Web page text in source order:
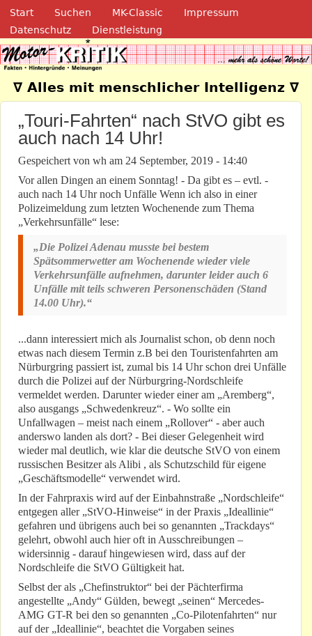
Direkt zum Inhalt
Navigation
Start Suchen MK-Classic
Impressum
Datenschutz
Dienstleistung
Motor-Kritik.de
∇ Alles mit menschlicher Intelligenz ∇
„Touri-Fahrten“ nach StVO gibt es
auch nach 14 Uhr!
Gespeichert von wh am 24 September, 2019 - 14:40
Vor allen Dingen an einem Sonntag! - Da gibt es – evtl. -
auch nach 14 Uhr noch Unfälle Wenn ich also in einer
Polizeimeldung zum letzten Wochenende zum Thema
„Verkehrsunfälle“ lese:
„Die Polizei Adenau musste bei bestem
Spätsommerwetter am Wochenende wieder viele
Verkehrsunfälle aufnehmen, darunter leider auch 6
Unfälle mit teils schweren Personenschäden (Stand
14.00 Uhr).“
...dann interessiert mich als Journalist schon, ob denn noch
etwas nach diesem Termin z.B bei den Touristenfahrten am
Nürburgring passiert ist, zumal bis 14 Uhr schon drei Unfälle
durch die Polizei auf der Nürburgring-Nordschleife
vermeldet werden. Darunter wieder einer am „Aremberg“,
also ausgangs „Schwedenkreuz“. - Wo sollte ein
Unfallwagen – meist nach einem „Rollover“ - aber auch
anderswo landen als dort? - Bei dieser Gelegenheit wird
wieder mal deutlich, wie klar die deutsche StVO von einem
russischen Besitzer als Alibi , als Schutzschild für eigene
„Geschäftsmodelle“ verwendet wird.
In der Fahrpraxis wird auf der Einbahnstraße „Nordschleife“
entgegen aller „StVO-Hinweise“ in der Praxis „Ideallinie“
gefahren und übrigens auch bei so genannten „Trackdays“
gelehrt, obwohl auch hier oft in Ausschreibungen –
widersinnig - darauf hingewiesen wird, dass auf der
Nordschleife die StVO Gültigkeit hat.
Selbst der als „Chefinstruktor“ bei der Pächterfirma
angestellte „Andy“ Gülden, bewegt „seinen“ Mercedes-
AMG GT-R bei den so genannten „Co-Pilotenfahrten“ nur
auf der „Ideallinie“, beachtet die Vorgaben seines